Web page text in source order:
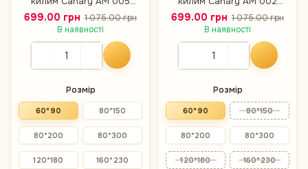
бежевий/коричневий,
60×90 см
699.00 грн 1 075.00 грн
В наявності
Розмір
60*90 80*150
80*200 80*300
120*180 160*230
сірий/білий, 60×90 см
699.00 грн 1 075.00 грн
В наявності
Розмір
60*90 80*150
80*200 80*300
120*180 160*230